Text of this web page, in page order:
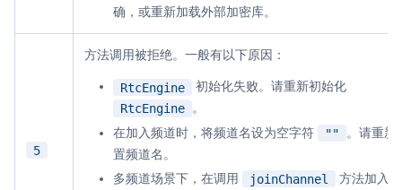
开通和管理声网各项产品服务的统一入口
低代码应用平台
灵动会议 NEW
低代码集成、灵活定制、超低延时的音视频会议
确，或重新加载外部加密库。
5
方法调用被拒绝。一般有以下原因：
RtcEngine
初始化失败。请重新初始化
RtcEngine
。
在加入频道时，将频道名设为空字符
""
。请重新
置频道名。
多频道场景下，在调用
joinChannel
方法加入